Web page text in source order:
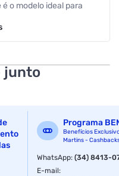
o modelo ideal para
150
junto
Programa
Benefícios
Martins -
WhatsApp:(34) 8413-
E-mail: